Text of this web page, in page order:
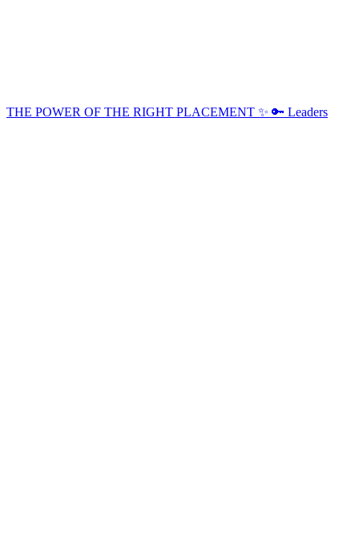
THE POWER OF THE RIGHT PLACEMENT ✨ 🔑 Leaders